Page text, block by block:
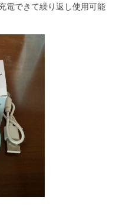
電できて繰り返し使用可能